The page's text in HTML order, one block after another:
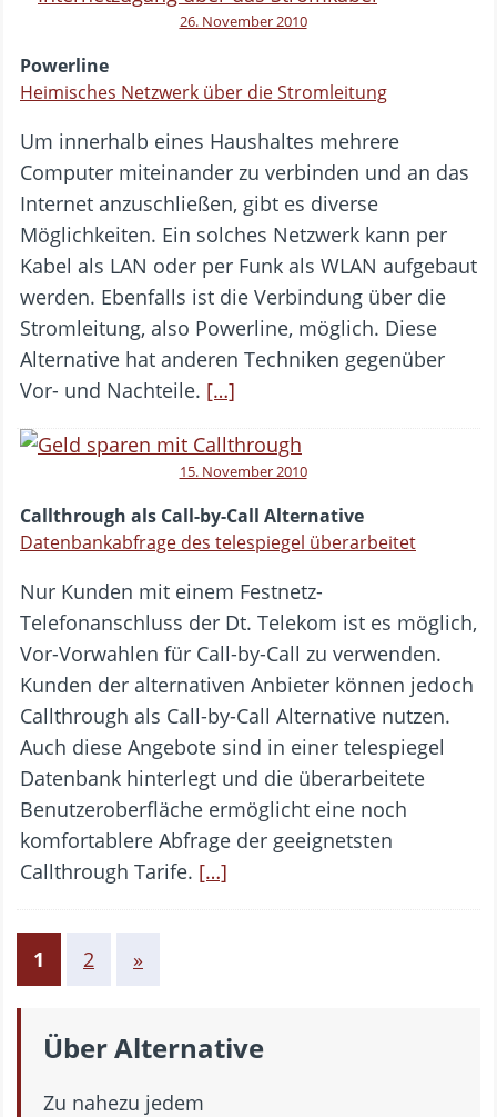
26. November 2010
Powerline
Heimisches Netzwerk über die Stromleitung
Um innerhalb eines Haushaltes mehrere
Computer miteinander zu verbinden und an das
Internet anzuschließen, gibt es diverse
Möglichkeiten. Ein solches Netzwerk kann per
Kabel als LAN oder per Funk als WLAN aufgebaut
werden. Ebenfalls ist die Verbindung über die
Stromleitung, also Powerline, möglich. Diese
Alternative hat anderen Techniken gegenüber
Vor- und Nachteile. […]
15. November 2010
Callthrough als Call-by-Call Alternative
Datenbankabfrage des telespiegel überarbeitet
Nur Kunden mit einem Festnetz-
Telefonanschluss der Dt. Telekom ist es möglich,
Vor-Vorwahlen für Call-by-Call zu verwenden.
Kunden der alternativen Anbieter können jedoch
Callthrough als Call-by-Call Alternative nutzen.
Auch diese Angebote sind in einer telespiegel
Datenbank hinterlegt und die überarbeitete
Benutzeroberfläche ermöglicht eine noch
komfortablere Abfrage der geeignetsten
Callthrough Tarife. […]
1 2 »
Über Alternative
Zu nahezu jedem